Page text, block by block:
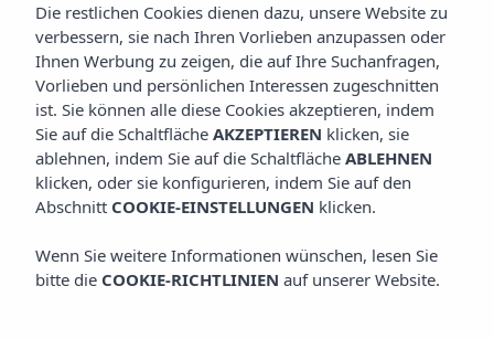
einen Raum zur Verfügung, der dafür geschaffen wurde,
Körper und Geist zu entspannen: das Prestige Spa, das
sich im Hauptbereich des Resorts befindet. Dieses
Wellnesszentrum vereint moderne Einrichtungen, eine
warme Atmosphäre und individuelle Behandlungen, die
Ihnen einzigartige Momente der Gelassenheit während
Ihres Aufenthalts auf Mallorca ermöglichen. Hier können Sie
in einen vollständigen Thermenkreislauf eintauchen,
spezialisierte Massagen erhalten, Schönheitstherapien in
Anspruch nehmen und sich in ruhigen Bereichen
sind.
Die restlichen Cookies dienen dazu, unsere Website zu
verbessern, sie nach Ihren Vorlieben anzupassen oder
Ihnen Werbung zu zeigen, die auf Ihre Suchanfragen,
Vorlieben und persönlichen Interessen zugeschnitten
ist. Sie können alle diese Cookies akzeptieren, indem
Sie auf die Schaltfläche AKZEPTIEREN klicken, sie
ablehnen, indem Sie auf die Schaltfläche ABLEHNEN
klicken, oder sie konfigurieren, indem Sie auf den
Abschnitt COOKIE-EINSTELLUNGEN klicken.
Wenn Sie weitere Informationen wünschen, lesen Sie
bitte die COOKIE-RICHTLINIEN auf unserer Website.